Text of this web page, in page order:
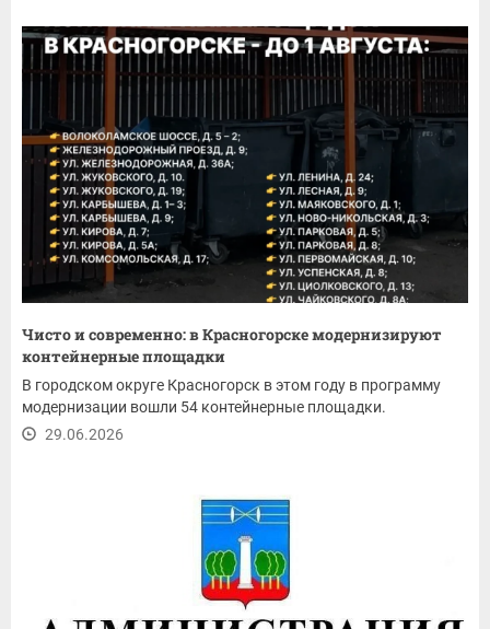
Чисто и современно: в Красногорске модернизируют
контейнерные площадки
В городском округе Красногорск в этом году в программу
модернизации вошли 54 контейнерные площадки.
29.06.2026